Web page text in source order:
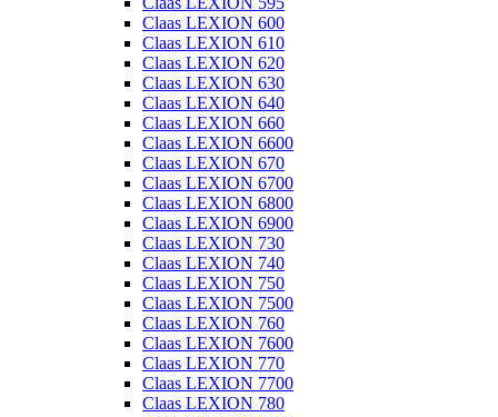
Claas LEXION 600
Claas LEXION 610
Claas LEXION 620
Claas LEXION 630
Claas LEXION 640
Claas LEXION 660
Claas LEXION 6600
Claas LEXION 670
Claas LEXION 6700
Claas LEXION 6800
Claas LEXION 6900
Claas LEXION 730
Claas LEXION 740
Claas LEXION 750
Claas LEXION 7500
Claas LEXION 760
Claas LEXION 7600
Claas LEXION 770
Claas LEXION 7700
Claas LEXION 780